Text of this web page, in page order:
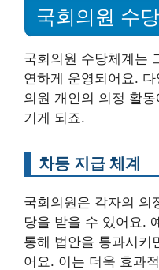
국회의원 수
국회의원 수당체계는
연하게 운영되어요.
의원 개인의 의정 활
기게 되죠.
차등 지급 체계
국회의원은 각자의 의
당을 받을 수 있어요.
통해 법안을 통과시키
어요. 이는 더욱 효과